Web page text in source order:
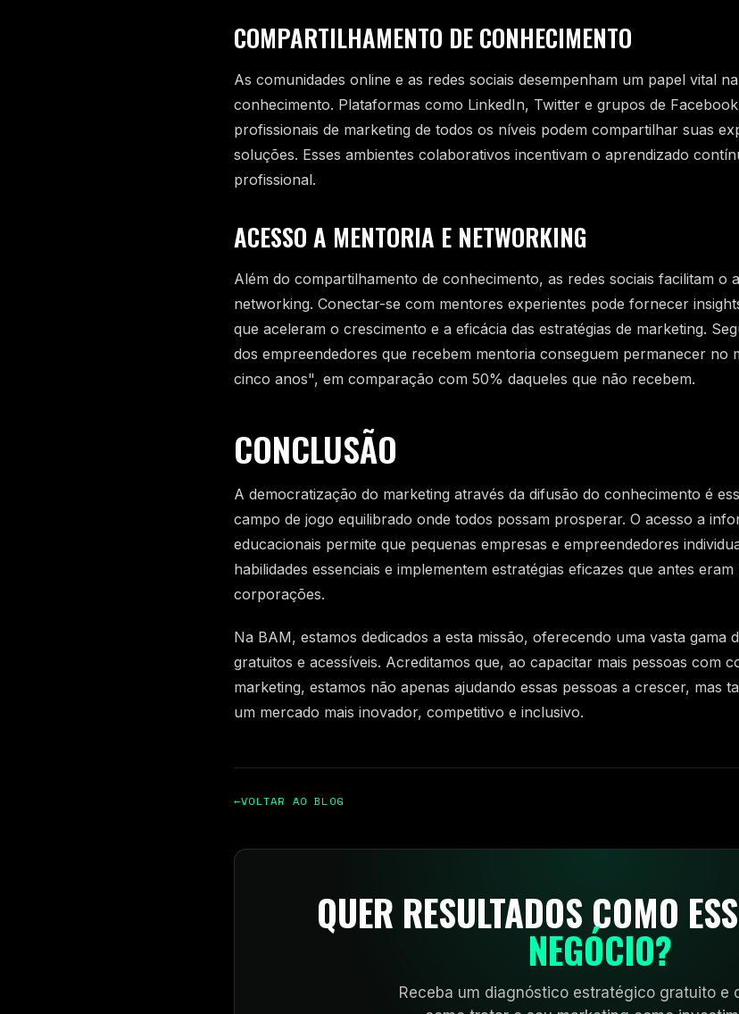
COMPARTILHAMENTO DE CONHECIMENTO
As comunidades online e as redes sociais desempenham um papel vital
conhecimento. Plataformas como LinkedIn, Twitter e grupos de
profissionais de marketing de todos os níveis podem compartilhar suas
soluções. Esses ambientes colaborativos incentivam o aprendizado
profissional.
ACESSO A MENTORIA E NETWORKING
Além do compartilhamento de conhecimento, as redes sociais facilitam o
networking. Conectar-se com mentores experientes pode fornecer
que aceleram o crescimento e a eficácia das estratégias de marketing.
dos empreendedores que recebem mentoria conseguem permanecer no
cinco anos", em comparação com 50% daqueles que não recebem.
CONCLUSÃO
A democratização do marketing através da difusão do conhecimento é
campo de jogo equilibrado onde todos possam prosperar. O acesso a
educacionais permite que pequenas empresas e empreendedores
habilidades essenciais e implementem estratégias eficazes que antes
corporações.
Na BAM, estamos dedicados a esta missão, oferecendo uma vasta gama
gratuitos e acessíveis. Acreditamos que, ao capacitar mais pessoas com
marketing, estamos não apenas ajudando essas pessoas a crescer, mas
um mercado mais inovador, competitivo e inclusivo.
←VOLTAR AO BLOG
QUER RESULTADOS COMO
NEGÓCIO?
Receba um diagnóstico estratégico gratuito e